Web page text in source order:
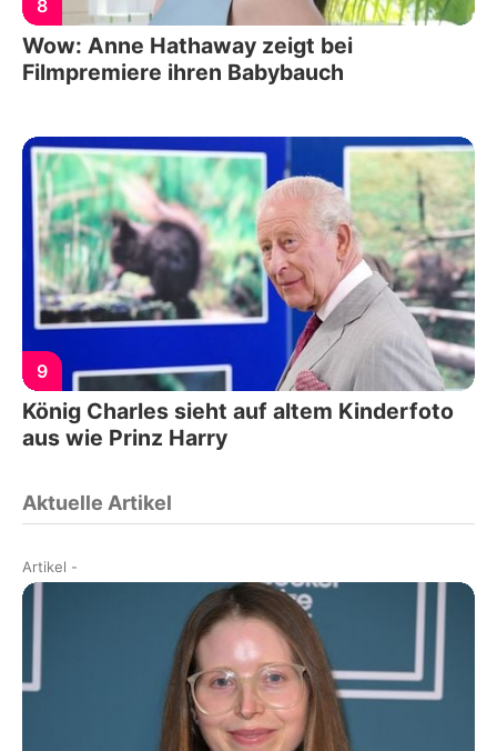
8
Wow: Anne Hathaway zeigt bei
Filmpremiere ihren Babybauch
9
König Charles sieht auf altem Kinderfoto
aus wie Prinz Harry
Aktuelle Artikel
Artikel -